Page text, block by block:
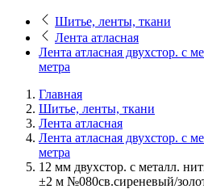
Шитье, ленты, ткани
Лента атласная
Лента атласная двухстор. с
метра
Главная
Шитье, ленты, ткани
Лента атласная
Лента атласная двухстор. с
метра
12 мм двухстор. с металл.
±2 м №080св.сиреневый/